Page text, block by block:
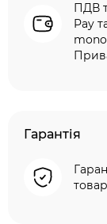
ПДВ
Pay
Гарантія